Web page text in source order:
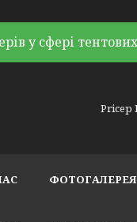
у сфері
Pricep